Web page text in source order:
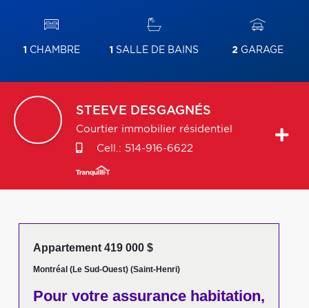
1 CHAMBRE 1 SALLE DE BAINS 2GARAGE
STEEVE DESGAGNÉS
Courtier immobilier résidentiel
Cell.: 514-916-6622
Appartement 419 000 $
Montréal (Le Sud-Ouest) (Saint-Henri)
Pour votreassurance habitation,